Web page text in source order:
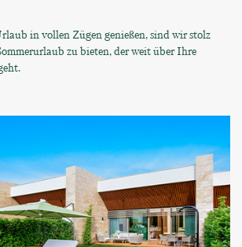
in vollen Zügen genießen, sind wir stolz
zu bieten, der weit über Ihre